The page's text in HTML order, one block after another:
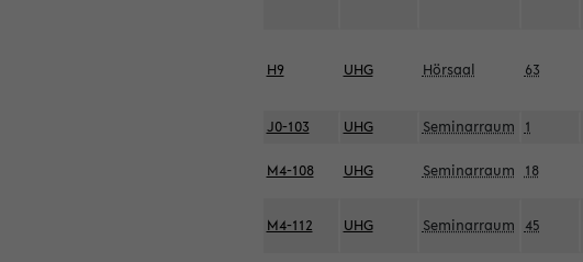
H9 UHG Hörsaal 63
J0-103 UHG Seminarraum 1
M4-108 UHG Seminarraum 18
M4-112 UHG Seminarraum 45